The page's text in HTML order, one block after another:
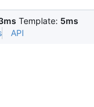
Template: 5ms
API